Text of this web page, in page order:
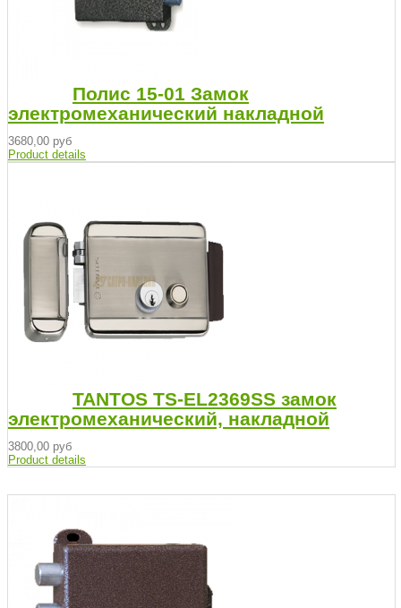
Полис 15-01 Замок
электромеханический накладной
3680,00 руб
Product details
TANTOS TS-EL2369SS замок
электромеханический, накладной
3800,00 руб
Product details